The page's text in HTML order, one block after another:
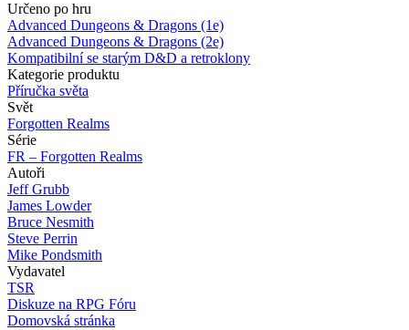
Určeno po hru
Advanced Dungeons & Dragons (1e)
Advanced Dungeons & Dragons (2e)
Kompatibilní se starým D&D a retroklony
Kategorie produktu
Příručka světa
Svět
Forgotten Realms
Série
FR – Forgotten Realms
Autoři
Jeff Grubb
James Lowder
Bruce Nesmith
Steve Perrin
Mike Pondsmith
Vydavatel
TSR
Diskuze na RPG Fóru
Domovská stránka